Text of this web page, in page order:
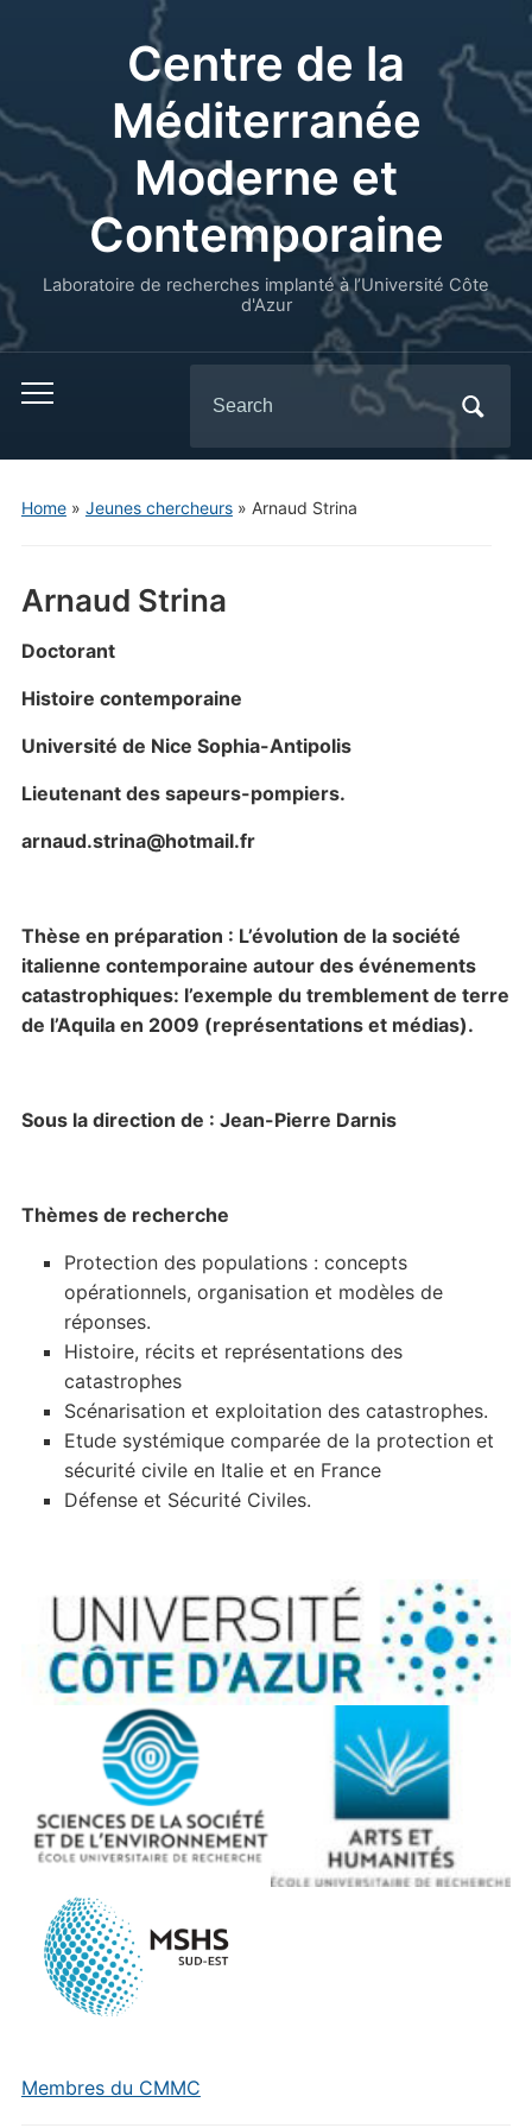
Centre de la
Méditerranée
Moderne et
Contemporaine
Laboratoire de recherches implanté à l’Université Côte
d'Azur
for:
Home» Jeunes chercheurs» Arnaud Strina
Membres du CMMC
Arnaud Strina
Doctorant
Histoire contemporaine
Université de Nice Sophia-Antipolis
Lieutenant des sapeurs-pompiers.
arnaud.strina@hotmail.fr
Thèse en préparation : L’évolution de la société
italienne contemporaine autour des événements
catastrophiques: l’exemple du tremblement de terre
de l’Aquila en 2009 (représentations et médias).
Sous la direction de : Jean-Pierre Darnis
Thèmes de recherche
Protection des populations : concepts
opérationnels, organisation et modèles de
réponses.
Histoire, récits et représentations des
catastrophes
Scénarisation et exploitation des catastrophes.
Etude systémique comparée de la protection et
sécurité civile en Italie et en France
Défense et Sécurité Civiles.